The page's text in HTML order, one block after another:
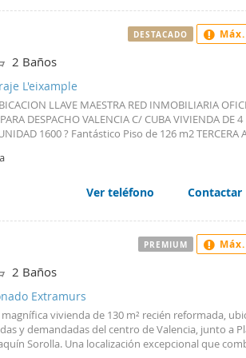
espacio para la vida cotidiana. Se destaca la
el piso, lo que añade un atractivo adicional a la
Estate Agency - Sucursal Valencia
2 Baños
L'eixample
LLAVE MAESTRA RED INMOBILIARIA
DESPACHO VALENCIA C/ CUBA VIVIENDA DE 4
1600 ? Fantástico Piso de 126 m2 TERCERA
exteriores. Armarios Amplio Salón Comedor.
con Galería Dos Cuartos de Baño con Platos de
Servicios, Colegios. Comercios, etc? Excelente
de entrada y salida de la población. Excelente
Call Working, Clínica, etc, etc
Ver teléfono Contactar
DESTACADO
2 Baños
Extramurs
magnífica vivienda de 130 m² recién reformada,
y demandadas del centro de Valencia, junto a
Sorolla. Una localización excepcional que
PREMIUM